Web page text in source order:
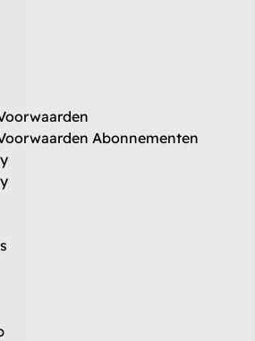
Abonnementen